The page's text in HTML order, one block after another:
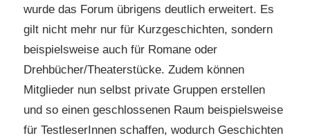
wurde das Forum übrigens deutlich erweitert. Es
gilt nicht mehr nur für Kurzgeschichten, sondern
beispielsweise auch für Romane oder
Drehbücher/Theaterstücke. Zudem können
Mitglieder nun selbst private Gruppen erstellen
und so einen geschlossenen Raum beispielsweise
für TestleserInnen schaffen, wodurch Geschichten